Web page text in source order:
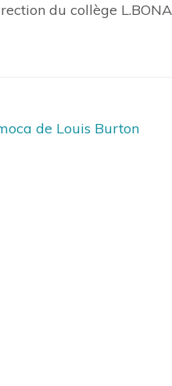
du collège
de Louis Burton